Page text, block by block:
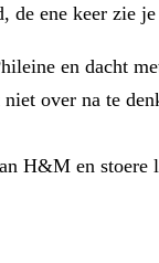
ene keer zie
en dacht
over na te
H&M en stoere